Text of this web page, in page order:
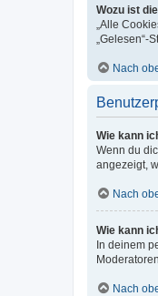
Wozu ist
„Alle
Nach
Wie kann
Wenn du
angezeigt,
Nach
Wie kann
In deinem
Nach